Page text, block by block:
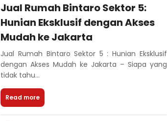
Jual Rumah Bintaro Sektor 5:
Hunian Eksklusif dengan Akses
Mudah ke Jakarta
Jual Rumah Bintaro Sektor 5 : Hunian Eksklusif
dengan Akses Mudah ke Jakarta – Siapa yang
tidak tahu...
Read more